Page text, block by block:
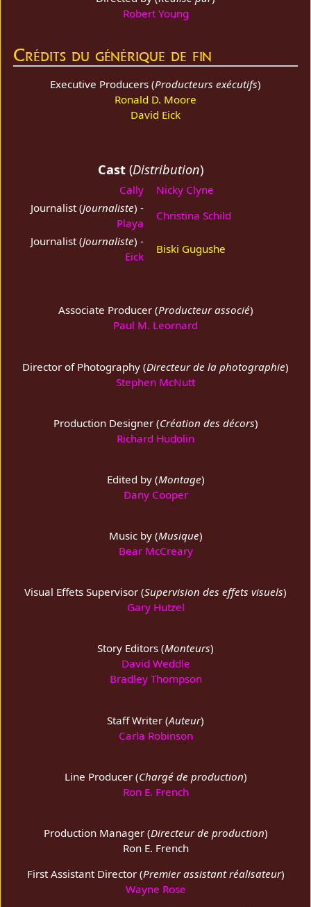
Robert Young
Crédits du générique de fin
Executive Producers (Producteurs exécutifs)
Ronald D. Moore
David Eick
Cast(Distribution)
Cally
Nicky Clyne
Journalist (Journaliste) -
Playa
Christina Schild
Journalist (Journaliste) -
Eick
Biski Gugushe
Associate Producer (Producteur associé)
Paul M. Leornard
Director of Photography (Directeur de la photographie)
Stephen McNutt
Production Designer (Création des décors)
Richard Hudolin
Edited by (Montage)
Dany Cooper
Music by (Musique)
Bear McCreary
Visual Effets Supervisor (Supervision des effets visuels)
Gary Hutzel
Story Editors (Monteurs)
David Weddle
Bradley Thompson
Staff Writer (Auteur)
Carla Robinson
Line Producer (Chargé de production)
Ron E. French
Production Manager (Directeur de production)
Ron E. French
First Assistant Director (Premier assistant réalisateur)
Wayne Rose